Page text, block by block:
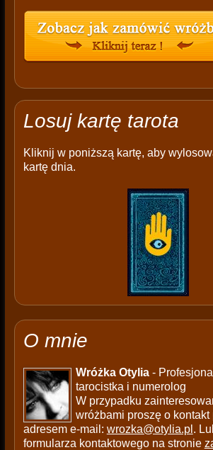
Losuj kartę tarota
Kliknij w poniższą kartę, aby
kartę dnia.
O mnie
Wróżka Otylia-
tarocistka i numerolog
W przypadku
wróżbami proszę o kontakt
adresem e-mail: wrozka@otylia.pl .
formularza kontaktowego na stronie